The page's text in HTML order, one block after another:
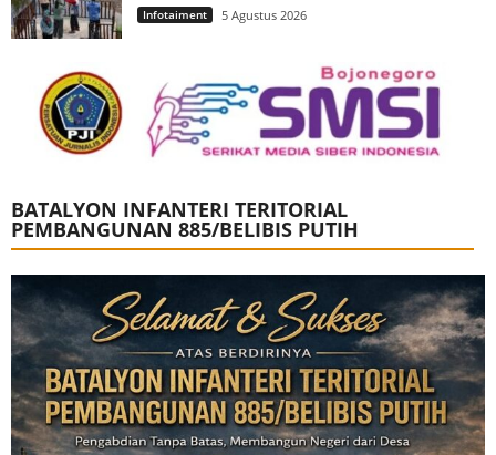
Infotaiment 5 Agustus 2026
BATALYON INFANTERI TERITORIAL
PEMBANGUNAN 885/BELIBIS PUTIH